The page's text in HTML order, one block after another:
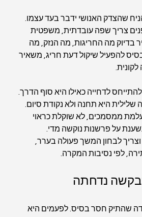
שהצדק האנושי ידבר בעד עצמו.
צריך שפה עובדתית, משפטית
בדיוק מה החריגות, מה הנזק, מה
להפעיל שיקול דעת חריג, משאיר
לקונית.
לדחייה כאילו היא סוף הדרך.
היא תחנה ולא נקודת סיום.
ממסמכים, לא שוקלת כראוי
נשענת על פרשנות נוקשה מדי.
לבחון המשך פעולה בערר,
לפי נסיבות המקרה.
נדחתה
שהתיק חסר בסיס. לפעמים היא